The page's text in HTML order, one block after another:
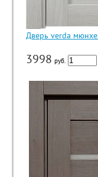
Дверь verda
3998 руб.